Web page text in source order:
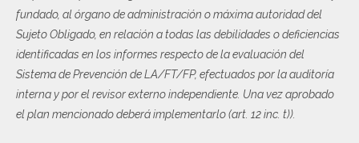
fundado, al órgano de administración o máxima autoridad del
Sujeto Obligado, en relación a todas las debilidades o deficiencias
identificadas en los informes respecto de la evaluación del
Sistema de Prevención de LA/FT/FP, efectuados por la auditoría
interna y por el revisor externo independiente. Una vez aprobado
el plan mencionado deberá implementarlo (art. 12 inc. t)).